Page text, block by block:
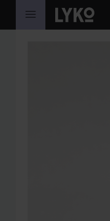
SIIRTYÄ JHK SISÄLTÖÖN